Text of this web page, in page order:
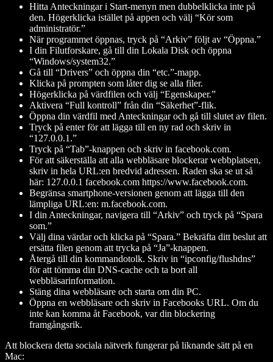
Hitta Anteckningar i Start-menyn men dubbelklicka inte på
den. Högerklicka istället på appen och välj “Kör som
administratör.”
När programmet öppnas, tryck på “Arkiv” följt av “Öppna.”
I din Filutforskare, gå till din Lokala Disk och öppna
“Windows/system32.”
Gå till “Drivers” och öppna din “etc.”-mapp.
Klicka på prompten som låter dig se alla filer.
Högerklicka på värdfilen och välj “Egenskaper.”
Aktivera “Full kontroll” från din “Säkerhet”-flik.
Öppna din värdfil med Anteckningar och gå till slutet av filen.
Tryck på enter för att lägga till en ny rad och skriv in
“127.0.0.1.”
Tryck på “Tab”-knappen och skriv in facebook.com.
För att säkerställa att alla webbläsare blockerar webbplatsen,
skriv in hela URL:en bredvid adressen. Raden ska se ut så
här: 127.0.0.1 facebook.com https://www.facebook.com.
Begränsa smartphone-versionen genom att lägga till den
lämpliga URL:en: m.facebook.com.
I din Anteckningar, navigera till “Arkiv” och tryck på “Spara
som.”
Välj dina värdar och klicka på “Spara.” Bekräfta ditt beslut att
ersätta filen genom att trycka på “Ja”-knappen.
Återgå till din kommandotolk. Skriv in “ipconfig/flushdns”
för att tömma din DNS-cache och ta bort all
webbläsarinformation.
Stäng dina webbläsare och starta om din PC.
Öppna en webbläsare och skriv in Facebooks URL. Om du
inte kan komma åt Facebook, var din blockering
framgångsrik.
Att blockera detta sociala nätverk fungerar på liknande sätt på en
Mac: